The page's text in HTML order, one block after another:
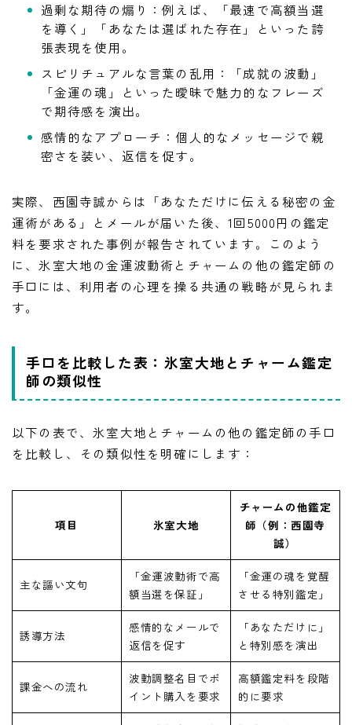
過剰な期待の煽り：例えば、「最速で高額当選
を導く」「あなたは選ばれた存在」といった誇
張表現を使用。
スピリチュアルな言葉の乱用：「成就の波動」
「金運の魂」といった曖昧で魅力的なフレーズ
で期待感を演出。
感情的なアプローチ：個人的なメッセージで親
密さを装い、返信を促す。
実際、西園寺誠からは「あなただけに伝える秘密の金
運術がある」とメールが届いた後、1回5000円の鑑定
料を要求された事例が報告されています。このよう
に、氷室大地の金運波動術とチャームの他の鑑定師の
手口には、利用者の心理を操る共通の戦略が見られま
す。
手口を比較した表：氷室大地とチャーム鑑定
師の類似性
以下の表で、氷室大地とチャームの他の鑑定師の手口
を比較し、その類似性を明確にします：
項目 氷室大地
チャームの他鑑定
師（例：西園寺
誠）
主な謳い文句
「金運波動術で高
額当選を保証」
「金運の魂を覚醒
させる特別鑑定」
誘導方法
感情的なメールで
返信を促す
「あなただけに」
と特別感を演出
課金への流れ
波動調整名目でポ
イント購入を要求
高額鑑定料を段階
的に要求